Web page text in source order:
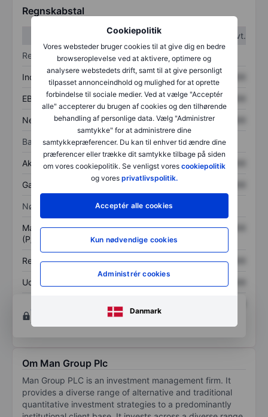
Cookiepolitik
Vores websteder bruger cookies til at give dig en bedre
browseroplevelse ved at aktivere, optimere og
analysere webstedets drift, samt til at give personligt
tilpasset annonceindhold og mulighed for at oprette
forbindelse til sociale medier. Ved at vælge "Acceptér
alle" accepterer du brugen af cookies og den tilhørende
behandling af personlige data. Vælg "Administrer
samtykke" for at administrere dine
samtykkepræferencer. Du kan til enhver tid ændre dine
præferencer eller trække dit samtykke tilbage på siden
om vores cookiepolitik. Se venligst vores cookiepolitik
og vores privatlivspolitik.
Acceptér alle cookies
Kun nødvendige cookies
Administrér cookies
Danmark
Regnskabstal
1. kvt.
2. kvt.
Resultatopgørelse
Indtægter XXXXXXX XXXXXXX
EBITDA XXXXXXX XXXXXXX
Nettoresultat XXXXXXX XXXXXXX
Balance
Aktiver i alt XXXXXXX XXXXXXX
Gæld XXXXXXX
Nøgletal
Markedsværdi/omsætning
(P/S)
XXXXXXX XXXXXXX
Resultat pr. aktie (EPS) XXXXXXX XXXXXXX
Udbytte pr. aktie XXXXXXX
Opret konto
for at få adgang til flere diagrammer
og analyse værktøjer.
Om Man Group Plc
Man Group PLC is an investment management firm. It
provides a diverse range of alternative and traditional
quantitative investment strategies to a predominantly